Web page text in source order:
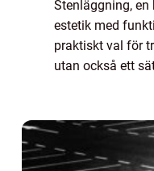
Stenläggning,
estetik med
praktiskt val för
utan också ett